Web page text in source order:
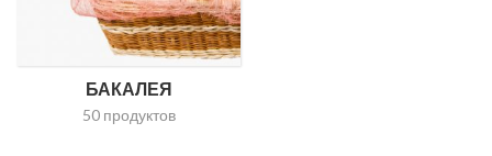
БАКАЛЕЯ
50 продуктов